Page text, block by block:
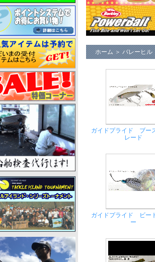
ホーム ＞ バレーヒル
ガイドプライド ブー
レード
ガイドプライド ビー
ー